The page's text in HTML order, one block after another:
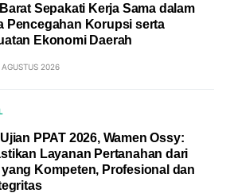
Sepakati Kerja Sama dalam
Pencegahan Korupsi serta
Ekonomi Daerah
2026
PPAT 2026, Wamen Ossy:
Layanan Pertanahan dari
yang Kompeten, Profesional dan